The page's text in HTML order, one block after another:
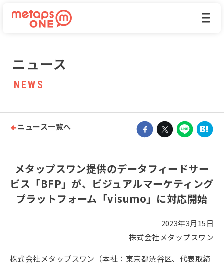
ニュース
NEWS

ニュース一覧へ
メタップスワン提供のデータフィードサー
ビス「BFP」が、ビジュアルマーケティング
プラットフォーム「visumo」に対応開始
2023年3月15日
株式会社メタップスワン
株式会社メタップスワン（本社：東京都渋谷区、代表取締